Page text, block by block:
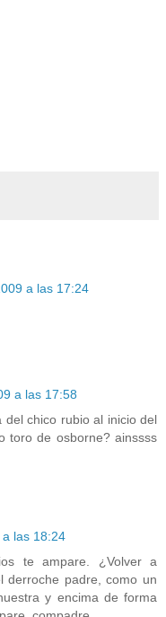
a las 17:24
a las 17:58
chico rubio al inicio del
toro de osborne? ainssss
las 18:24
te ampare. ¿Volver a
derroche padre, como un
y encima de forma